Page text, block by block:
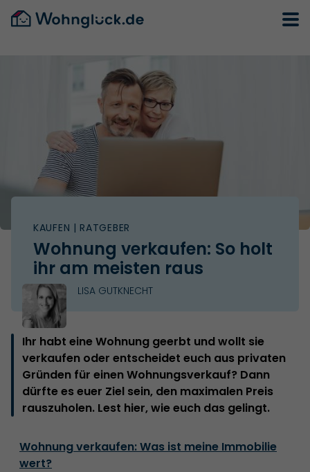
KAUFEN | RATGEBER
Wohnung verkaufen: So holt
ihr am meisten raus
LISA GUTKNECHT
Ihr habt eine Wohnung geerbt und wollt sie
verkaufen oder entscheidet euch aus privaten
Gründen für einen Wohnungsverkauf? Dann
dürfte es euer Ziel sein, den maximalen Preis
rauszuholen. Lest hier, wie euch das gelingt.
Wohnung verkaufen: Was ist meine Immobilie
wert?